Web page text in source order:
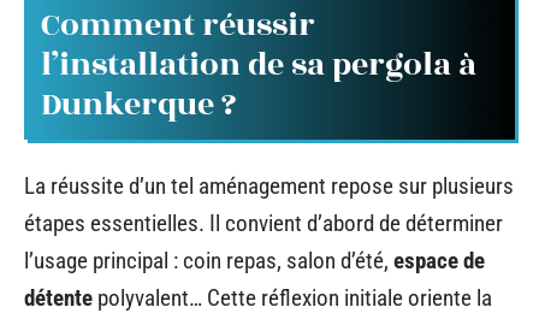
Comment réussir
l’installation de sa pergola à
Dunkerque ?
La réussite d’un tel aménagement repose sur plusieurs
étapes essentielles. Il convient d’abord de déterminer
l’usage principal : coin repas, salon d’été, espace de
détente polyvalent… Cette réflexion initiale oriente la